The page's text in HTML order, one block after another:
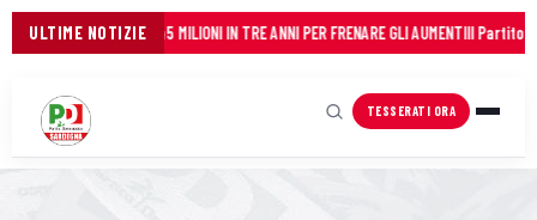
ULTIME NOTIZIE
DEI COMUNI: 45 MILIONI IN TRE ANNI PER FRENARE GLI AUMENTIIl Partito
TESSERATI ORA